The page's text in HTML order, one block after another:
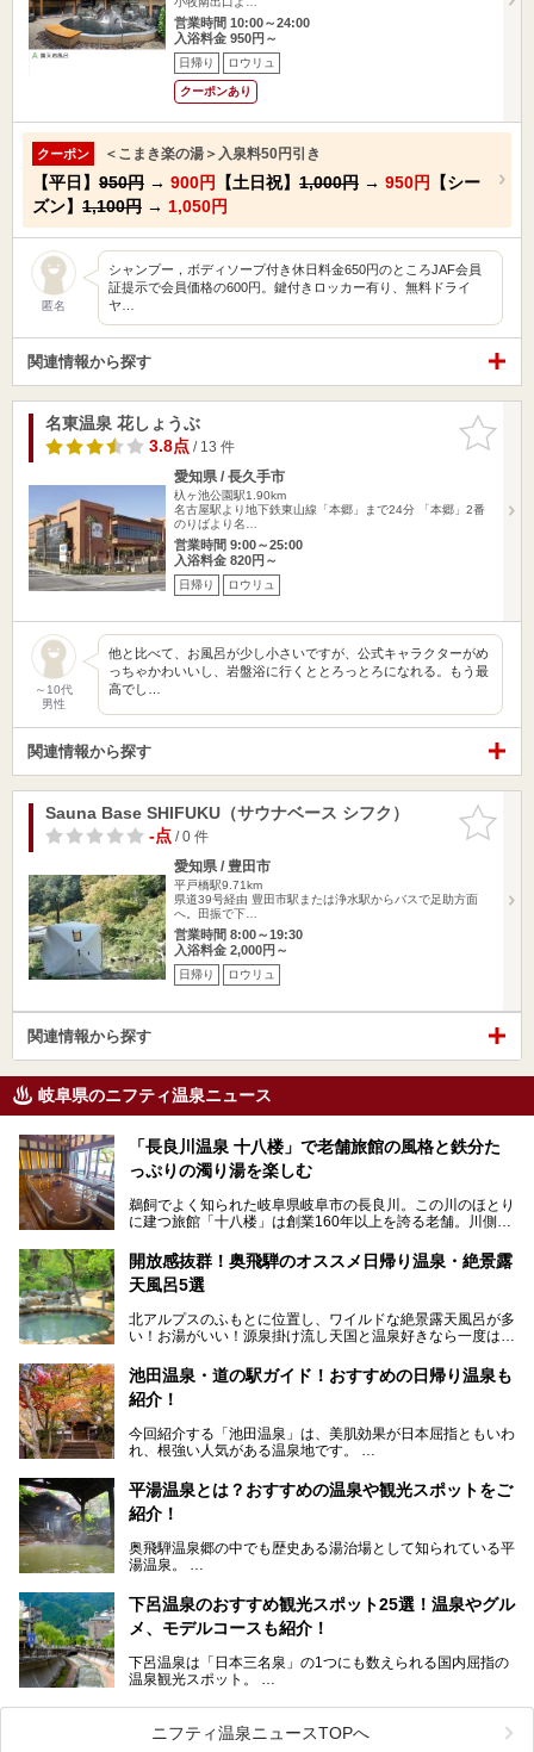
営業時間 10:00～24:00
入浴料金 950円～
日帰り ロウリュ
クーポンあり
クーポン ＜こまき楽の湯＞入泉料50円引き
【平日】 950円 → 900円 【土日祝】 1,000円 → 950円
【シー
ズン】 1,100円 → 1,050円
匿名
シャンプー，ボディソープ付き休日料金650円のところJAF会員
証提示で会員価格の600円。鍵付きロッカー有り、無料ドライ
ヤ…
関連情報から探す
お気に入
りに追加
名東温泉 花しょうぶ
3.8点/ 13 件
愛知県 / 長久手市
杁ヶ池公園駅1.90km
名古屋駅より地下鉄東山線「本郷」まで24分 「本郷」2番
のりばより名…
営業時間 9:00～25:00
入浴料金 820円～
日帰り ロウリュ
～10代
男性
他と比べて、お風呂が少し小さいですが、公式キャラクターがめ
っちゃかわいいし、岩盤浴に行くととろっとろになれる。もう最
高でし…
関連情報から探す
お気に入
りに追加
Sauna Base SHIFUKU（サウナベース シフク）
-点/ 0 件
愛知県 / 豊田市
平戸橋駅9.71km
県道39号経由 豊田市駅または浄水駅からバスで足助方面
へ。田振で下…
営業時間 8:00～19:30
入浴料金 2,000円～
日帰り ロウリュ
関連情報から探す
岐阜県のニフティ温泉ニュース
「長良川温泉 十八楼」で老舗旅館の風格と鉄分た
っぷりの濁り湯を楽しむ
鵜飼でよく知られた岐阜県岐阜市の長良川。この川のほとり
に建つ旅館「十八楼」は創業160年以上を誇る老舗。川側の
濁り湯で、地産地消にこだわった食事も定評があります。
そして大浴場は日帰り入浴もできるんですよ。泊まりでも日
岐阜の手仕事に触れる旅とともに楽しんでみてはいかがでし
ょう！
───
提供元：岐阜県【PR】
この記事は岐阜県のPR記事です。
開放感抜群！奥飛騨のオススメ日帰り温泉・絶景露
天風呂5選
北アルプスのふもとに位置し、ワイルドな絶景露天風呂が多
い！お湯がいい！源泉掛け流し天国と温泉好きなら一度は行
「平湯温泉」「福地温泉」「新平湯温泉」「栃尾温泉」「新
穂高温泉」と5つの温泉地を総称して奥飛騨温泉郷と呼びま
風呂を5ヶ所ご紹介したいと思います。いずれも素晴らしい
温泉ですよ！
池田温泉・道の駅ガイド！おすすめの日帰り温泉も
紹介！
今回紹介する「池田温泉」は、美肌効果が日本屈指ともいわ
れ、根強い人気がある温泉地です。
温泉旅として利用することができます。
池田温泉には道の駅があるなど、温泉、観光、買い物と、さ
そんな池田温泉の魅力を詳しく紹介していきます！
平湯温泉とは？おすすめの温泉や観光スポットをご
紹介！
奥飛騨温泉郷の中でも歴史ある湯治場として知られている平
湯温泉。
らの利用客も増え、ますます賑わいを見せています。そこで
今回は、平湯温泉の観光スポットとおすすめの温泉施設を紹
介します。気になる温泉をぜひチェックしてみてください。
下呂温泉のおすすめ観光スポット25選！温泉やグル
メ、モデルコースも紹介！
下呂温泉は「日本三名泉」の1つにも数えられる国内屈指の
温泉観光スポット。
のグルメを楽しんだり、周辺にある名所にも足を伸ばしたり
したいもの。
ニフティ温泉ニュースTOPへ